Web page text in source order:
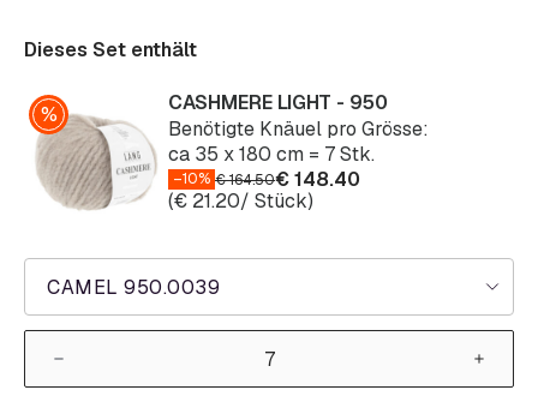
Dieses Set enthält
CAMEL 950.0039
CASHMERE LIGHT - 950
Benötigte Knäuel pro Grösse:
ca 35 x 180 cm = 7 Stk.
–10% €164.50€148.40
(€ 21.20/ Stück)